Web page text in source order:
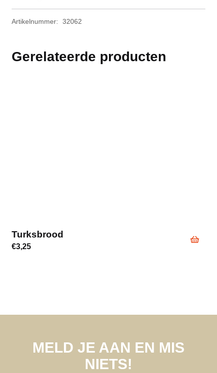
Artikelnummer: 32062
Gerelateerde producten
Turksbrood
€3,25
MELD JE AAN EN MIS
NIETS!